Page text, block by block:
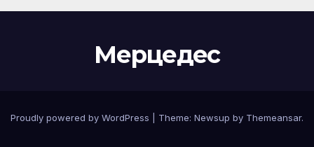
Мерцедес
Proudly powered by WordPress Theme: Newsup by Themeansar.